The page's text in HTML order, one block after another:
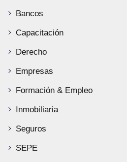
Bancos
Capacitación
Derecho
Empresas
Formación & Empleo
Inmobiliaria
Seguros
SEPE